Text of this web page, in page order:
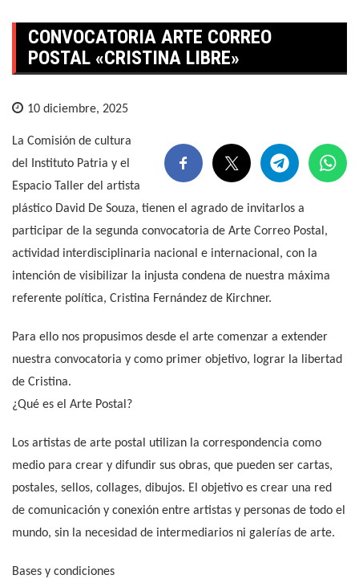
CONVOCATORIA ARTE CORREO
POSTAL «CRISTINA LIBRE»
10 diciembre, 2025
La Comisión de cultura
del Instituto Patria y el
Espacio Taller del artista
plástico David De Souza, tienen el agrado de invitarlos a
participar de la segunda convocatoria de Arte Correo Postal,
actividad interdisciplinaria nacional e internacional, con la
intención de visibilizar la injusta condena de nuestra máxima
referente política, Cristina Fernández de Kirchner.
Para ello nos propusimos desde el arte comenzar a extender
nuestra convocatoria y como primer objetivo, lograr la libertad
de Cristina.
¿Qué es el Arte Postal?
Los artistas de arte postal utilizan la correspondencia como
medio para crear y difundir sus obras, que pueden ser cartas,
postales, sellos, collages, dibujos. El objetivo es crear una red
de comunicación y conexión entre artistas y personas de todo el
mundo, sin la necesidad de intermediarios ni galerías de arte.
Bases y condiciones